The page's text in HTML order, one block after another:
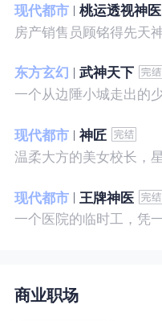
现代都市
桃运透视神医
东方玄幻
武神天下
现代都市
神匠
现代都市
王牌神医
商业职场